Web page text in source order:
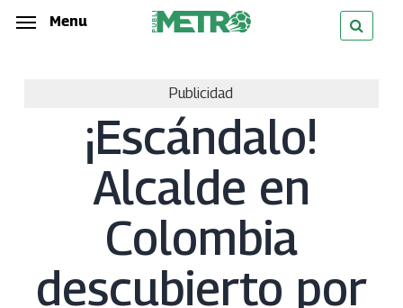
Skip
Menu
Publicidad
¡Escándalo!
Alcalde en
Colombia
descubierto por
Menu